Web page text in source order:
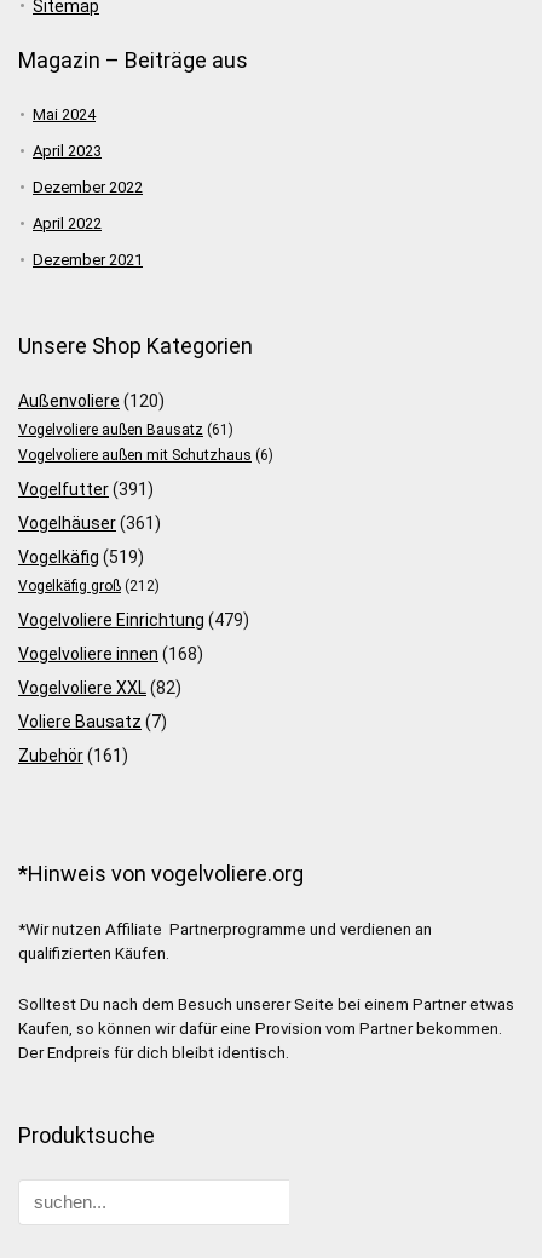
Sitemap
Magazin – Beiträge aus
Mai 2024
April 2023
Dezember 2022
April 2022
Dezember 2021
Unsere Shop Kategorien
Außenvoliere (120)
Vogelvoliere außen Bausatz (61)
Vogelvoliere außen mit Schutzhaus (6)
Vogelfutter(391)
Vogelhäuser(361)
Vogelkäfig (519)
Vogelkäfig groß (212)
Vogelvoliere Einrichtung (479)
Vogelvoliere innen (168)
Vogelvoliere XXL(82)
Voliere Bausatz (7)
Zubehör(161)
*Hinweis von vogelvoliere.org
*Wir nutzen Affiliate Partnerprogramme und verdienen an
qualifizierten Käufen.
Solltest Du nach dem Besuch unserer Seite bei einem Partner etwas
Kaufen, so können wir dafür eine Provision vom Partner bekommen.
Der Endpreis für dich bleibt identisch.
Produktsuche